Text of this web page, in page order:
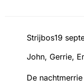
Strijbos19
John, Gerrie,
De